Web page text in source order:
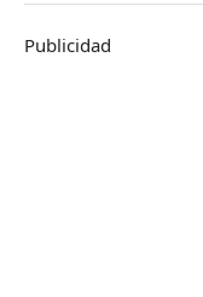
Publicidad